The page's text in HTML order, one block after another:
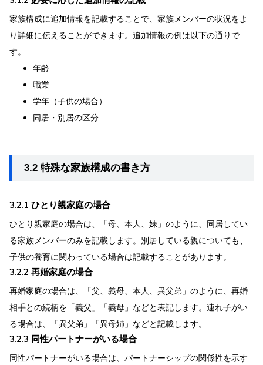
家族構成に追加情報を記載することで、家族メンバーの状況をよ
り詳細に伝えることができます。追加情報の例は以下の通りで
す。
年齢
職業
学年（子供の場合）
同居・別居の区分
3.2 特殊な家族構成の書き方
3.2.1 ひとり親家庭の場合
ひとり親家庭の場合は、「母、本人、妹」のように、同居してい
る家族メンバーのみを記載します。別居している親についても、
子供の養育に関わっている場合は記載することがあります。
3.2.2 再婚家庭の場合
再婚家庭の場合は、「父、義母、本人、異父弟」のように、再婚
相手との続柄を「義父」「義母」などと表記します。連れ子がい
る場合は、「異父弟」「異母姉」などと記載します。
3.2.3 同性パートナーがいる場合
同性パートナーがいる場合は、パートナーシップの関係性を示す